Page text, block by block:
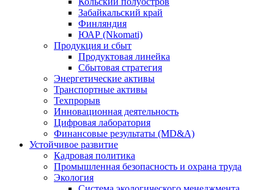
Забайкальский край
Финляндия
ЮАР (Nkomati)
Продукция и сбыт
Продуктовая линейка
Сбытовая стратегия
Энергетические активы
Транспортные активы
Техпрорыв
Инновационная деятельность
Цифровая лаборатория
Финансовые результаты (MD&A)
Устойчивое развитие
Кадровая политика
Промышленная безопасность и охрана труда
Экология